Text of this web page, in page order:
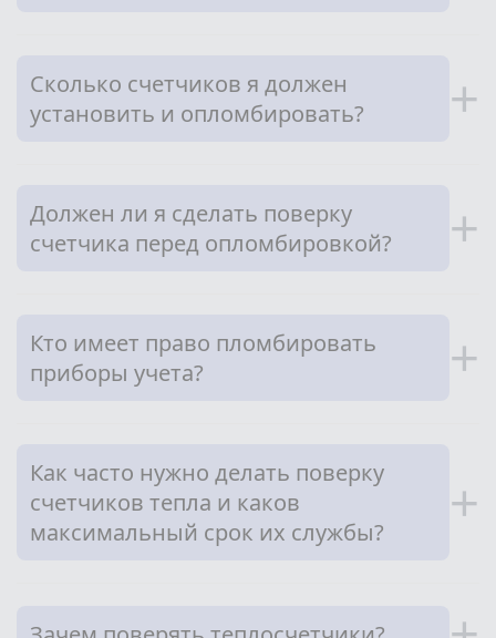
Сколько счетчиков я должен
установить и опломбировать?
+
Должен ли я сделать поверку
счетчика перед опломбировкой?
+
Кто имеет право пломбировать
приборы учета?
+
Как часто нужно делать поверку
счетчиков тепла и каков
максимальный срок их службы?
+